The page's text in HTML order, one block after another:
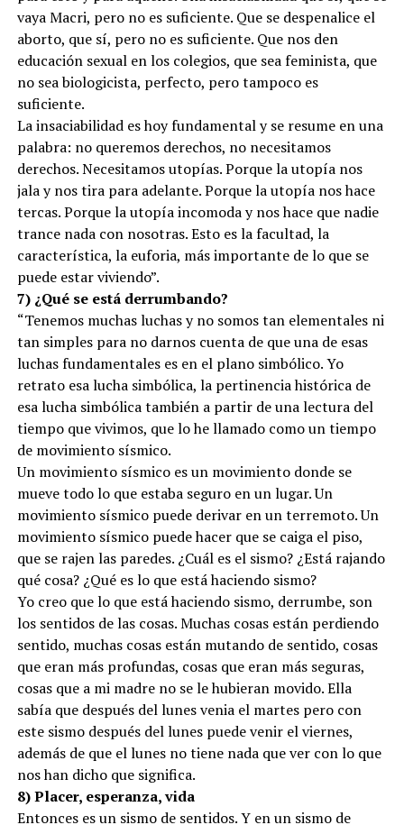
vaya Macri, pero no es suficiente. Que se despenalice el
aborto, que sí, pero no es suficiente. Que nos den
educación sexual en los colegios, que sea feminista, que
no sea biologicista, perfecto, pero tampoco es
suficiente.
La insaciabilidad es hoy fundamental y se resume en una
palabra: no queremos derechos, no necesitamos
derechos. Necesitamos utopías. Porque la utopía nos
jala y nos tira para adelante. Porque la utopía nos hace
tercas. Porque la utopía incomoda y nos hace que nadie
trance nada con nosotras. Esto es la facultad, la
característica, la euforia, más importante de lo que se
puede estar viviendo”.
7) ¿Qué se está derrumbando?
“Tenemos muchas luchas y no somos tan elementales ni
tan simples para no darnos cuenta de que una de esas
luchas fundamentales es en el plano simbólico. Yo
retrato esa lucha simbólica, la pertinencia histórica de
esa lucha simbólica también a partir de una lectura del
tiempo que vivimos, que lo he llamado como un tiempo
de movimiento sísmico.
Un movimiento sísmico es un movimiento donde se
mueve todo lo que estaba seguro en un lugar. Un
movimiento sísmico puede derivar en un terremoto. Un
movimiento sísmico puede hacer que se caiga el piso,
que se rajen las paredes. ¿Cuál es el sismo? ¿Está rajando
qué cosa? ¿Qué es lo que está haciendo sismo?
Yo creo que lo que está haciendo sismo, derrumbe, son
los sentidos de las cosas. Muchas cosas están perdiendo
sentido, muchas cosas están mutando de sentido, cosas
que eran más profundas, cosas que eran más seguras,
cosas que a mi madre no se le hubieran movido. Ella
sabía que después del lunes venia el martes pero con
este sismo después del lunes puede venir el viernes,
además de que el lunes no tiene nada que ver con lo que
nos han dicho que significa.
8) Placer, esperanza, vida
Entonces es un sismo de sentidos. Y en un sismo de